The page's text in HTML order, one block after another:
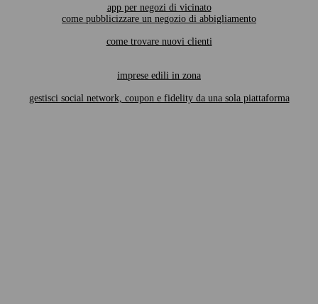
app per negozi di vicinato
come pubblicizzare un negozio di abbigliamento
come trovare nuovi clienti
imprese edili in zona
gestisci social network, coupon e fidelity da una sola piattaforma